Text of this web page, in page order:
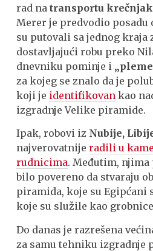
rad natransportu
Merer je predvodio
su putovali sa jednog kraja
dostavljajući robu preko
dnevniku pominje i
za kojeg se znalo da je
koji je identifikovan kao
izgradnje Velike piramide.
Ipak, robovi iz Nubije,
najverovatnijeradili u
rudnicima. Međutim,
bilo povereno da stvaraju
piramida, koje su Egipćani
koje su služile kao
Do danas je razrešena
za samu tehniku izgradnje